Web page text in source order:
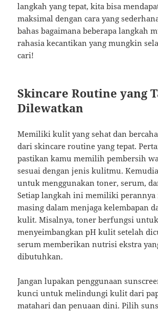
langkah yang tepat, kita bisa
maksimal dengan cara yang
bahas bagaimana beberapa langkah
rahasia kecantikan yang mungkin
cari!
Skincare Routine yang
Dilewatkan
Memiliki kulit yang sehat dan
dari skincare routine yang tepat.
pastikan kamu memilih pembersih
sesuai dengan jenis kulitmu.
untuk menggunakan toner, serum,
Setiap langkah ini memiliki perannya
masing dalam menjaga kelembapan
kulit. Misalnya, toner berfungsi untuk
menyeimbangkan pH kulit setelah
serum memberikan nutrisi ekstra
dibutuhkan.
Jangan lupakan penggunaan
kunci untuk melindungi kulit dari
matahari dan penuaan dini. Pilih